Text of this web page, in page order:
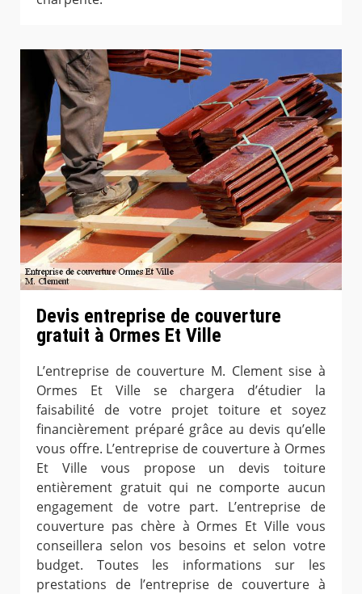
Devis entreprise de couverture
gratuit à Ormes Et Ville
L’entreprise de couverture M. Clement sise à
Ormes Et Ville se chargera d’étudier la
faisabilité de votre projet toiture et soyez
financièrement préparé grâce au devis qu’elle
vous offre. L’entreprise de couverture à Ormes
Et Ville vous propose un devis toiture
entièrement gratuit qui ne comporte aucun
engagement de votre part. L’entreprise de
couverture pas chère à Ormes Et Ville vous
conseillera selon vos besoins et selon votre
budget. Toutes les informations sur les
prestations de l’entreprise de couverture à